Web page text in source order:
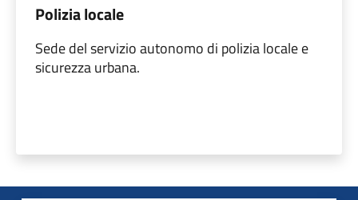
Polizia locale
Sede del servizio autonomo di polizia locale e
sicurezza urbana.